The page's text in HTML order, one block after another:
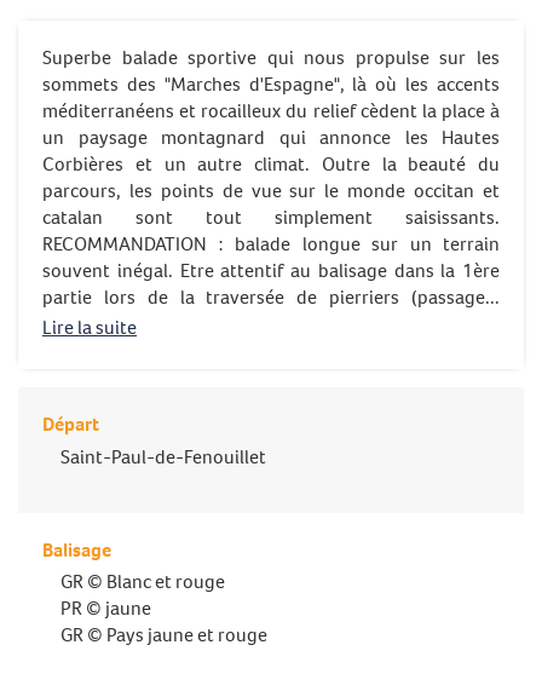
Superbe balade sportive qui nous propulse sur les
sommets des "Marches d'Espagne", là où les accents
méditerranéens et rocailleux du relief cèdent la place à
un paysage montagnard qui annonce les Hautes
Corbières et un autre climat. Outre la beauté du
parcours, les points de vue sur le monde occitan et
catalan sont tout simplement saisissants.
RECOMMANDATION : balade longue sur un terrain
souvent inégal. Etre attentif au balisage dans la 1ère
partie lors de la traversée de pierriers (passage...
Lire la suite
Départ
Saint-Paul-de-Fenouillet
Balisage
GR © Blanc et rouge
PR © jaune
GR © Pays jaune et rouge